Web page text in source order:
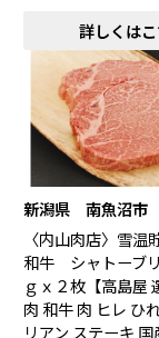
詳しくは
新潟県 南魚沼市
〈内山肉店〉雪温
和牛 シャトーブ
ｇｘ２枚【高島屋
肉 和牛 肉 ヒレ ひ
リアン ステーキ